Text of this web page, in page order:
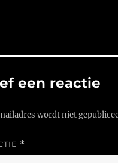
een reactie
wordt niet
*